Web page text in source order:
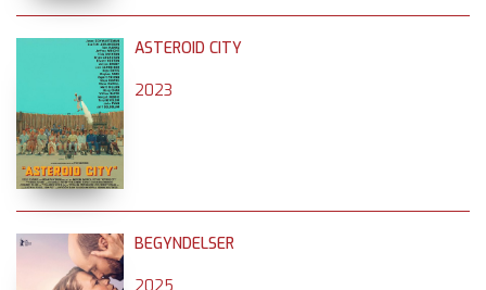
ASTEROID CITY
2023
BEGYNDELSER
2025